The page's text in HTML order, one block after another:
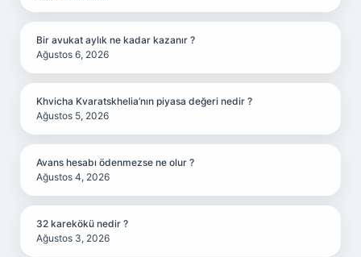
Bir avukat aylık ne kadar kazanır ?
Ağustos 6, 2026
Khvicha Kvaratskhelia’nın piyasa değeri nedir ?
Ağustos 5, 2026
Avans hesabı ödenmezse ne olur ?
Ağustos 4, 2026
32 karekökü nedir ?
Ağustos 3, 2026